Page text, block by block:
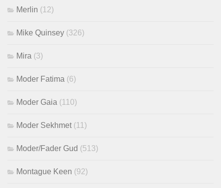
Merlin (12)
Mike Quinsey (326)
Mira (3)
Moder Fatima (6)
Moder Gaia (110)
Moder Sekhmet (11)
Moder/Fader Gud (513)
Montague Keen (92)